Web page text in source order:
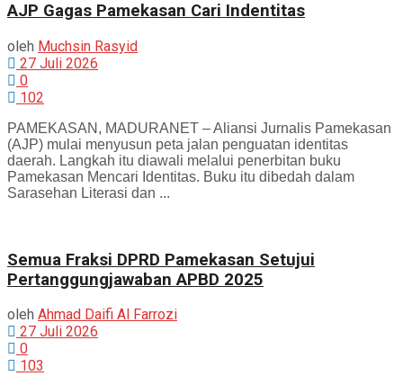
AJP Gagas Pamekasan Cari Indentitas
oleh Muchsin Rasyid
27 Juli 2026
0
102
PAMEKASAN, MADURANET – Aliansi Jurnalis Pamekasan
(AJP) mulai menyusun peta jalan penguatan identitas
daerah. Langkah itu diawali melalui penerbitan buku
Pamekasan Mencari Identitas. Buku itu dibedah dalam
Sarasehan Literasi dan ...
Semua Fraksi DPRD Pamekasan Setujui
Pertanggungjawaban APBD 2025
oleh Ahmad Daifi Al Farrozi
27 Juli 2026
0
103